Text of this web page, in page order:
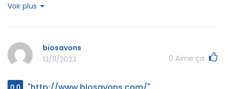
noir kinder
Voir plus
biosavons
13/11/2023
0 Aime ça